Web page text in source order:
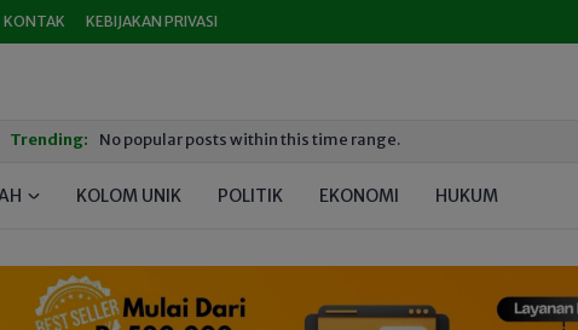
KONTAK KEBIJAKAN PRIVASI
Trending: No popular posts within this time range.
KOLOM UNIK POLITIK EKONOMI HUKUM